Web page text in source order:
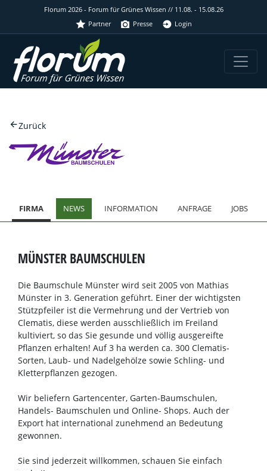
Florum 2026 - Forum für Grünes Wissen // 11.08. - 15.08.26
Partner
Presse Login
Zurück
FIRMA NEWS INFORMATION ANFRAGE JOBS
MÜNSTER BAUMSCHULEN
Die Baumschule Münster wird seit 2005 von Mathias
Münster in 3. Generation geführt. Einer der wichtigsten
Stützpfeiler ist die Vermehrung und der Vertrieb von
Clematis, diese werden ausschließlich im Freiland
kultiviert, so das Sie gesunde und völlig ausgereifte
Pflanzen erhalten! Auf 3 ha werden ca. 300 Clematis-
Sorten, Laub- und Nadelgehölze sowie Schling- und
Kletterpflanzen gezogen.
Wir beliefern Gartencenter, Garten-Baumschulen,
Handels- Baumschulen und Online- Shops. Auch der
Export hat international zunehmend an Bedeutung
gewonnen.
Sie sind jederzeit willkommen, schauen Sie einfach